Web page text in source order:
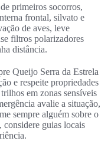
primeiros socorros,
frontal, silvato e
de aves, leve
filtros polarizadores
distância.
Queijo Serra da Estrela
e respeite propriedades
em zonas sensíveis
avalie a situação,
sempre alguém sobre o
considere guias locais